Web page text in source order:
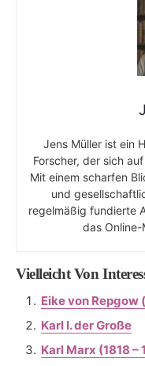
Jens Müller ist ein
Forscher, der sich
Mit einem scharfen
und
regelmäßig fundierte
das
Vielleicht Von
Eike von Repgow
Karl I. der Große
Karl Marx (1818 –